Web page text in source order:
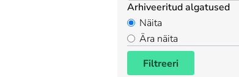
Arhiveeritud algatused
Näita
Ära näita
Filtreeri